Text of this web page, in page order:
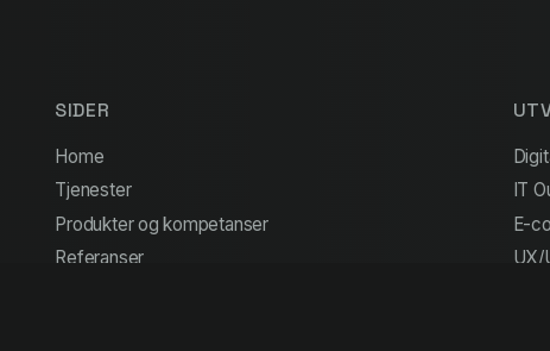
SIDER
Home
Tjenester
Produkter og kompetanser
Referanser
IT
E-
UX/